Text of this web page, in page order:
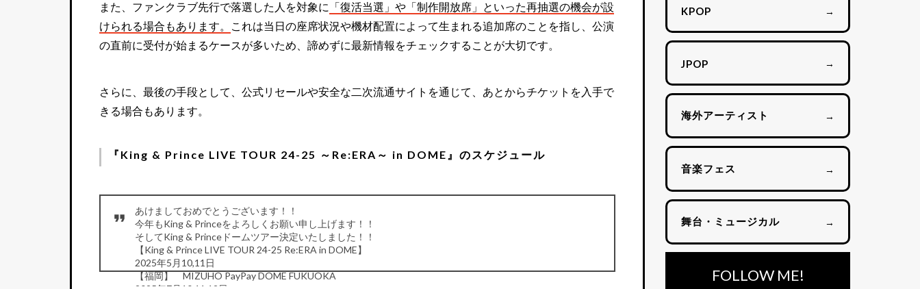
また、ファンクラブ先行で落選した人を対象に 「復活当選」や「制作開放席」といった再抽選の機会が設
けられる場合もあります。
これは当日の座席状況や機材配置によって生まれる追加席のことを指し、公演
の直前に受付が始まるケースが多いため、諦めずに最新情報をチェックすることが大切です。
さらに、最後の手段として、公式リセールや安全な二次流通サイトを通じて、あとからチケットを入手で
きる場合もあります。
『King & Prince LIVE TOUR 24-25 ～Re:ERA～ in DOME』のスケジュール
あけましておめでとうございます！！
今年もKing & Princeをよろしくお願い申し上げます！！
そしてKing & Princeドームツアー決定いたしました！！
【King & Prince LIVE TOUR 24-25 Re:ERA in DOME】
2025年5月10,11日
【福岡】 MIZUHO PayPay DOME FUKUOKA
KPOP →
JPOP →
海外アーティスト →
音楽フェス →
舞台・ミュージカル →
FOLLOW ME!